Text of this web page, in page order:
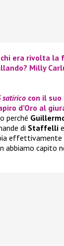
chi era rivolta la
Milly
satirico con il
d’Oro al
perché
di Staffelli
abbiamo capito